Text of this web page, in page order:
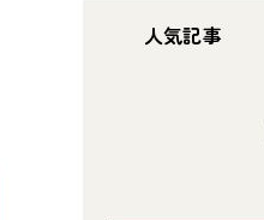
人気記事